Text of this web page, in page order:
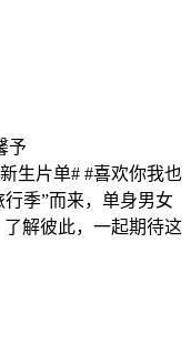
予
生片单# #喜欢你我也
季”而来，单身男女
解彼此，一起期待这